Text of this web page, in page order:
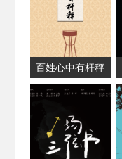
百姓心中有杆秤